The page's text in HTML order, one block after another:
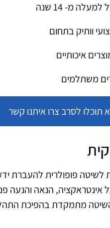
מ- 14 שנה
וותיק בתחום
איכותיים
משתלמים
לסרב צרו איתנו קשר
פופולרית להעברת
אינטראקציה, הנאה והנעה
מתמקדת בהפיכת